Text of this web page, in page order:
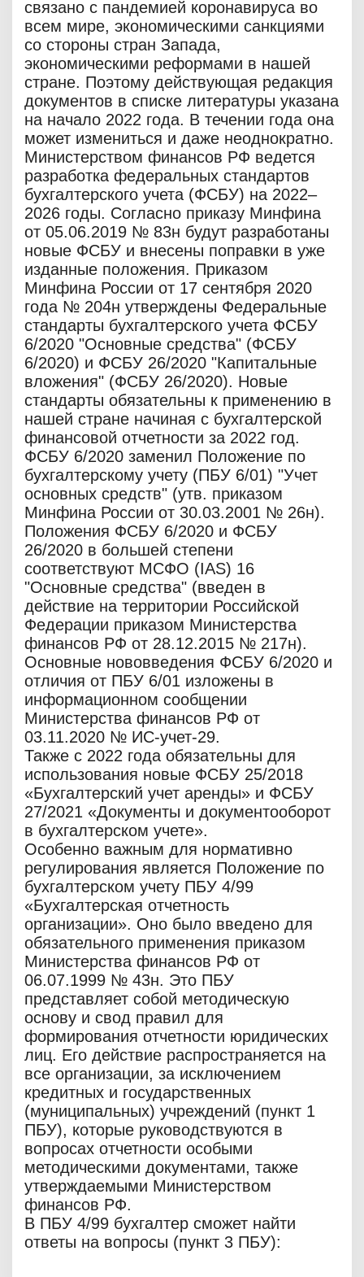
связано с пандемией коронавируса во
всем мире, экономическими санкциями
со стороны стран Запада,
экономическими реформами в нашей
стране. Поэтому действующая редакция
документов в списке литературы указана
на начало 2022 года. В течении года она
может измениться и даже неоднократно.
Министерством финансов РФ ведется
разработка федеральных стандартов
бухгалтерского учета (ФСБУ) на 2022–
2026 годы. Согласно приказу Минфина
от 05.06.2019 № 83н будут разработаны
новые ФСБУ и внесены поправки в уже
изданные положения. Приказом
Минфина России от 17 сентября 2020
года № 204н утверждены Федеральные
стандарты бухгалтерского учета ФСБУ
6/2020 "Основные средства" (ФСБУ
6/2020) и ФСБУ 26/2020 "Капитальные
вложения" (ФСБУ 26/2020). Новые
стандарты обязательны к применению в
нашей стране начиная с бухгалтерской
финансовой отчетности за 2022 год.
ФСБУ 6/2020 заменил Положение по
бухгалтерскому учету (ПБУ 6/01) "Учет
основных средств" (утв. приказом
Минфина России от 30.03.2001 № 26н).
Положения ФСБУ 6/2020 и ФСБУ
26/2020 в большей степени
соответствуют МСФО (IAS) 16
"Основные средства" (введен в
действие на территории Российской
Федерации приказом Министерства
финансов РФ от 28.12.2015 № 217н).
Основные нововведения ФСБУ 6/2020 и
отличия от ПБУ 6/01 изложены в
информационном сообщении
Министерства финансов РФ от
03.11.2020 № ИС-учет-29.
Также с 2022 года обязательны для
использования новые ФСБУ 25/2018
«Бухгалтерский учет аренды» и ФСБУ
27/2021 «Документы и документооборот
в бухгалтерском учете».
Особенно важным для нормативно
регулирования является Положение по
бухгалтерском учету ПБУ 4/99
«Бухгалтерская отчетность
организации». Оно было введено для
обязательного применения приказом
Министерства финансов РФ от
06.07.1999 № 43н. Это ПБУ
представляет собой методическую
основу и свод правил для
формирования отчетности юридических
лиц. Его действие распространяется на
все организации, за исключением
кредитных и государственных
(муниципальных) учреждений (пункт 1
ПБУ), которые руководствуются в
вопросах отчетности особыми
методическими документами, также
утверждаемыми Министерством
финансов РФ.
В ПБУ 4/99 бухгалтер сможет найти
ответы на вопросы (пункт 3 ПБУ):